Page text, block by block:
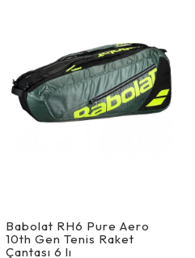
Babolat RH6 Pure Aero
10th Gen Tenis Raket
Çantası 6 lı